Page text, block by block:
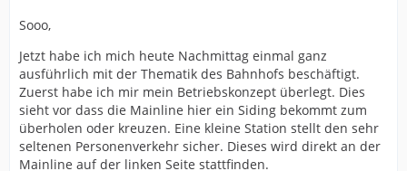
Sooo,
Jetzt habe ich mich heute Nachmittag einmal ganz
ausführlich mit der Thematik des Bahnhofs beschäftigt.
Zuerst habe ich mir mein Betriebskonzept überlegt. Dies
sieht vor dass die Mainline hier ein Siding bekommt zum
überholen oder kreuzen. Eine kleine Station stellt den sehr
seltenen Personenverkehr sicher. Dieses wird direkt an der
Mainline auf der linken Seite stattfinden.